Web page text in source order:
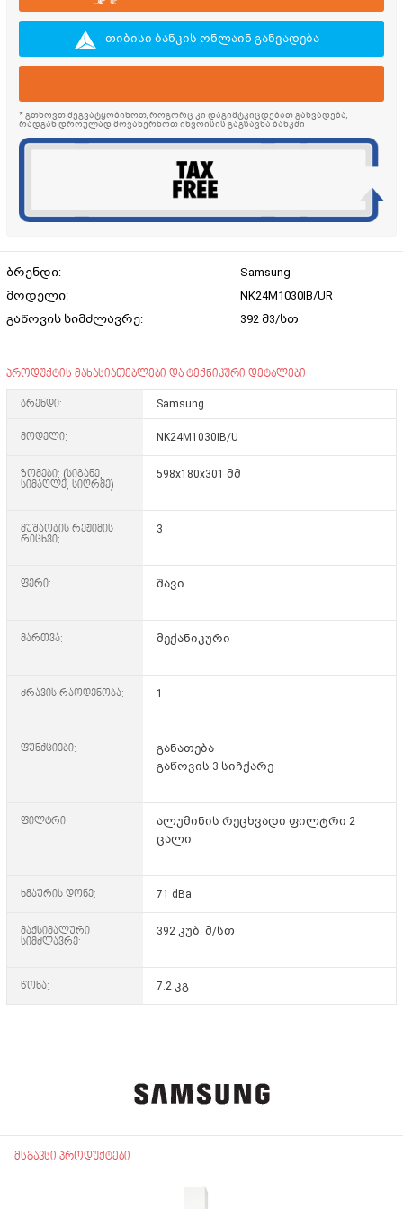
თიბისი ბანკის ონლაინ განვადება
* გთხოვთ შეგვატყობინოთ, როგორც კი დაგიმტკიცდებათ განვადება,
რადგან დროულად მოვახერხოთ ინვოისის გაგზავნა ბანკში
ბრენდი:
Samsung
მოდელი:
NK24M1030IB/UR
გაწოვის სიმძლავრე:
392 მ3/სთ
პროდუქტის მახასიათებლები და ტექნიკური დეტალები
ბრენდი: Samsung
მოდელი: NK24M1030IB/U
ზომები: (სიგანე,
სიმაღლე, სიღრმე)
598x180x301 მმ
მუშაობის რეჟიმის
რიცხვი:
3
ფერი: შავი
მართვა: მექანიკური
ძრავის რაოდენობა: 1
ფუნქციები:
განათება
გაწოვის 3 სიჩქარე
ფილტრი:
ალუმინის რეცხვადი ფილტრი 2
ცალი
ხმაურის დონე: 71 dBa
მაქსიმალური
სიმძლავრე:
392 კუბ. მ/სთ
წონა: 7.2 კგ
მსგავსი პროდუქტები